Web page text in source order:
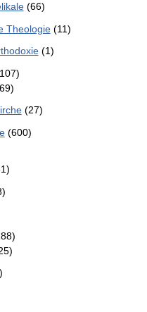
(66)
Theologie(11)
(1)
(27)
(600)